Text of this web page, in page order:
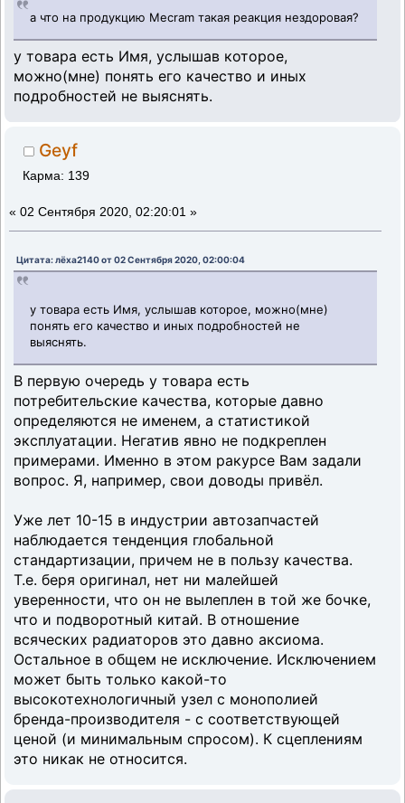
а что на продукцию Mecram такая реакция нездоровая?
у товара есть Имя, услышав которое,
можно(мне) понять его качество и иных
подробностей не выяснять.
Geyf
Карма: 139
« 02 Сентября 2020, 02:20:01 »
Цитата: лёха2140 от 02 Сентября 2020, 02:00:04
у товара есть Имя, услышав которое, можно(мне)
понять его качество и иных подробностей не
выяснять.
В первую очередь у товара есть
потребительские качества, которые давно
определяются не именем, а статистикой
эксплуатации. Негатив явно не подкреплен
примерами. Именно в этом ракурсе Вам задали
вопрос. Я, например, свои доводы привёл.
Уже лет 10-15 в индустрии автозапчастей
наблюдается тенденция глобальной
стандартизации, причем не в пользу качества.
Т.е. беря оригинал, нет ни малейшей
уверенности, что он не вылеплен в той же бочке,
что и подворотный китай. В отношение
всяческих радиаторов это давно аксиома.
Остальное в общем не исключение. Исключением
может быть только какой-то
высокотехнологичный узел с монополией
бренда-производителя - с соответствующей
ценой (и минимальным спросом). К сцеплениям
это никак не относится.